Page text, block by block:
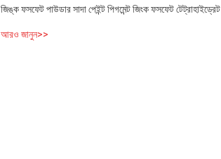
জিঙ্ক ফসফেট পাউডার সাদা পেইন্ট পিগমেন্ট জিংক ফসফেট টেট্রাহাইড্রেট
আরও জানুন>>